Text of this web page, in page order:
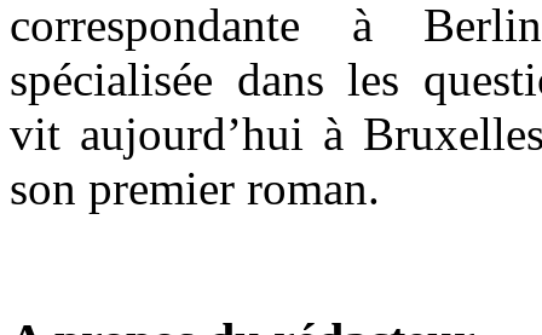
correspondante à
spécialisée dans les
vit aujourd’hui à
son premier roman.